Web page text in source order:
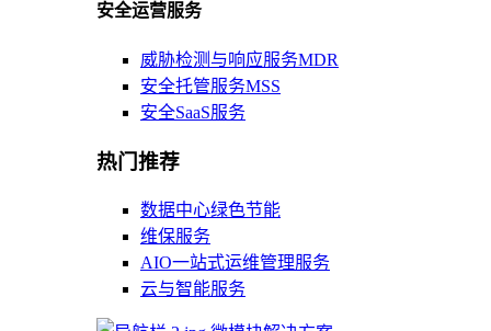
安全运营服务
威胁检测与响应服务MDR
安全托管服务MSS
安全SaaS服务
热门推荐
数据中心绿色节能
维保服务
AIO一站式运维管理服务
云与智能服务